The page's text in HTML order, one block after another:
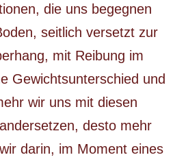
die uns begegnen
seitlich versetzt zur
mit Reibung im
Gewichtsunterschied und
wir uns mit diesen
desto mehr
darin, im Moment eines